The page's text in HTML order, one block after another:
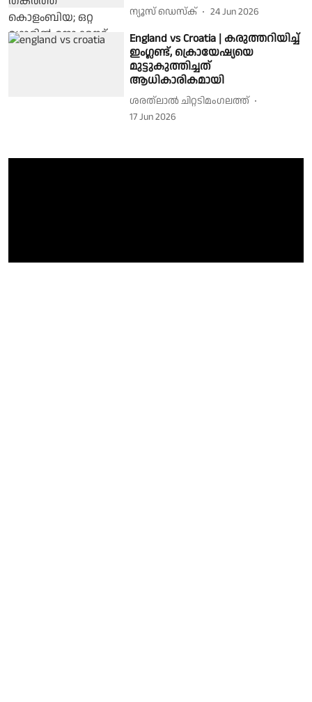
ന്യൂസ് ഡെസ്ക് 24 Jun 2026
England vs Croatia | കരുത്തറിയിച്ച്
ഇംഗ്ലണ്ട്, ക്രൊയേഷ്യയെ
മുട്ടുകുത്തിച്ചത്
ആധികാരികമായി
ശരത്‌ലാൽ ചിറ്റടിമംഗലത്ത്
17 Jun 2026